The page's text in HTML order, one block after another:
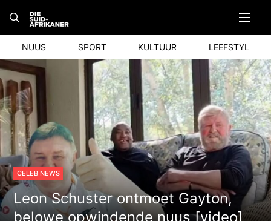
content
NUUS SPORT KULTUUR LEEFSTYL
CELEB NEWS
Leon Schuster ontmoet Gayton,
belowe opwindende nuus [video]